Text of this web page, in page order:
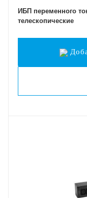
ИБП переменного
телескопические